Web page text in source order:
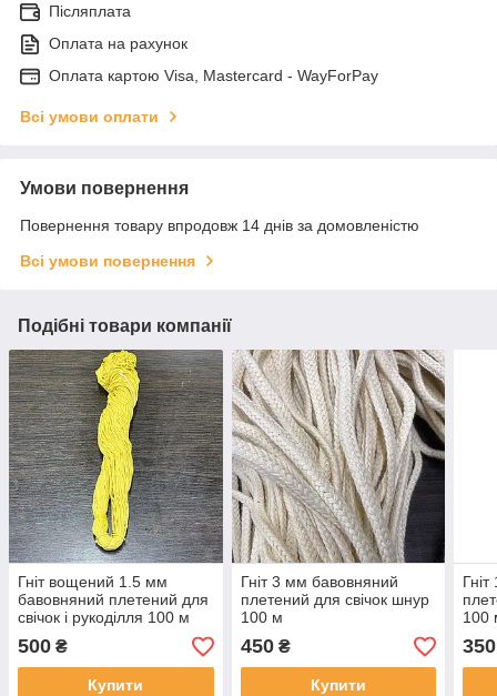
Післяплата
Оплата на рахунок
Оплата картою Visa, Mastercard - WayForPay
Всі умови оплати
Умови повернення
Повернення товару впродовж 14 днів за домовленістю
Всі умови повернення
Подібні товари компанії
Гніт вощений 1.5 мм
бавовняний плетений для
свічок і рукоділля 100 м
500 ₴
Купити
Гніт 3 мм бавовняний
плетений для свічок шнур
100 м
450₴
Купити
100
350